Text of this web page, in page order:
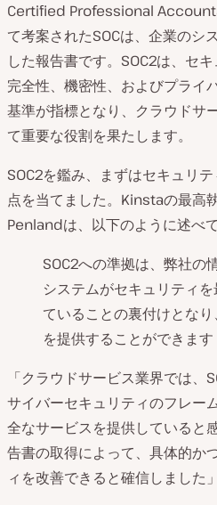
Certified Professional
て考案されたSOCは、企業のシ
した報告書です。SOC2は、セ
完全性、機密性、およびプライ
基準が指標となり、クラウドサ
て重要な役割を果たします。
SOC2を鑑み、まずはセキュリ
点を当てました。Kinstaの最高
Penlandは、以下のように述べて
SOC2への準拠は、弊社の
システムがセキュリティ
ていることの裏付けとな
を提供することができます
「クラウドサービス業界では、
サイバーセキュリティのフレー
全なサービスを提供していると
告書の取得によって、具体的か
ィを改善できると確信しました」